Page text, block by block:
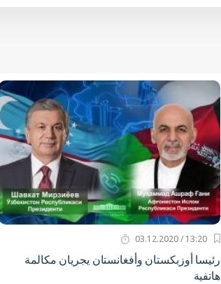
13:20 / 03.12.2020
رئيسا أوزبكستان وأفغانستان يجريان مكالمة
هاتفية